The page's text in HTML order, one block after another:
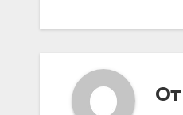
От